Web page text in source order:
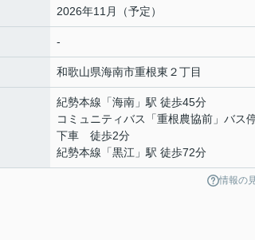
2026年11月（予定）
-
和歌山県海南市重根東 ２丁目
紀勢本線 「海南 」駅 徒歩45分
コミュニティバス「重根農協前」バス
下車 徒歩2分
紀勢本線 「黒江 」駅 徒歩72分
情報の